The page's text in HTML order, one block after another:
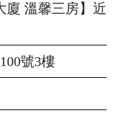
廈 溫馨三房】近
號3樓